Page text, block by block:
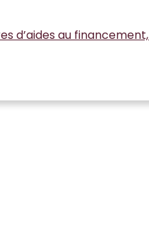
d’aides au financement,